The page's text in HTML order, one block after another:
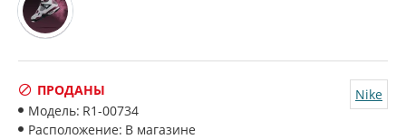
ПРОДАНЫ
Модель: R1-00734
Расположение: В магазине
Nike